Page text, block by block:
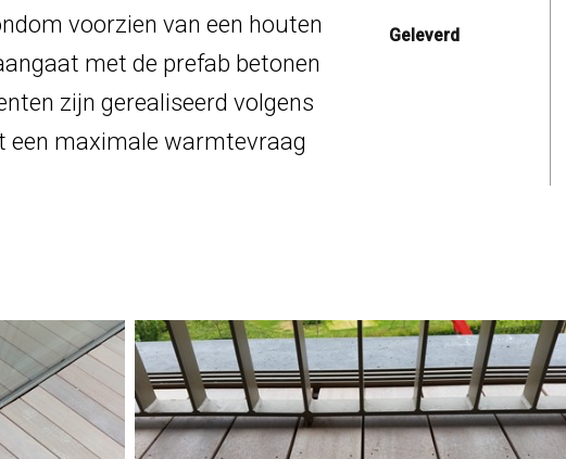
voorzien van een houten
met de prefab betonen
zijn gerealiseerd volgens
een maximale warmtevraag
Geleverd